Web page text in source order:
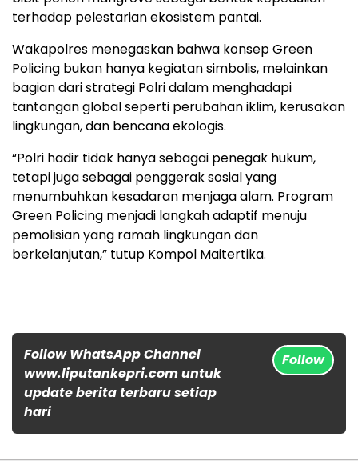
terhadap pelestarian ekosistem pantai.
Wakapolres menegaskan bahwa konsep Green
Policing bukan hanya kegiatan simbolis, melainkan
bagian dari strategi Polri dalam menghadapi
tantangan global seperti perubahan iklim, kerusakan
lingkungan, dan bencana ekologis.
“Polri hadir tidak hanya sebagai penegak hukum,
tetapi juga sebagai penggerak sosial yang
menumbuhkan kesadaran menjaga alam. Program
Green Policing menjadi langkah adaptif menuju
pemolisian yang ramah lingkungan dan
berkelanjutan,” tutup Kompol Maitertika.
Follow WhatsApp Channel
www.liputankepri.com untuk
update berita terbaru setiap
hari
Follow